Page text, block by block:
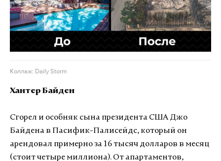
Коллаж: Daily Storm
Хантер Байден
Сгорел и особняк сына президента США Джо
Байдена в Пасифик-Палисейдс, который он
арендовал примерно за 16 тысяч долларов в месяц
(стоит четыре миллиона). От апартаментов,